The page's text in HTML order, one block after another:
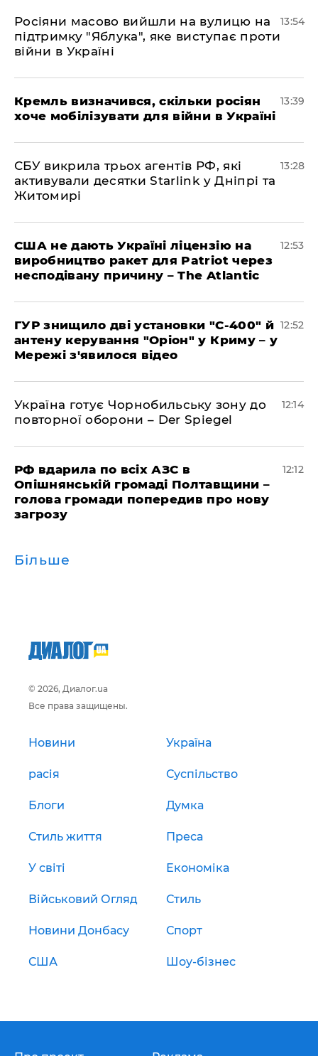
Росіяни масово вийшли на вулицю на
підтримку "Яблука", яке виступає проти
війни в Україні
13:54
Кремль визначився, скільки росіян
хоче мобілізувати для війни в Україні
13:39
СБУ викрила трьох агентів РФ, які
активували десятки Starlink у Дніпрі та
Житомирі
13:28
США не дають Україні ліцензію на
виробництво ракет для Patriot через
несподівану причину – The Atlantic
12:53
ГУР знищило дві установки "С-400" й
антену керування "Оріон" у Криму – у
Мережі з'явилося відео
12:52
Україна готує Чорнобильську зону до
повторної оборони – Der Spiegel
12:14
РФ вдарила по всіх АЗС в
Опішнянській громаді Полтавщини –
голова громади попередив про нову
загрозу
12:12
Більше
© 2026, Диалог.ua
Все права защищены.
Новини Україна
расія Суспільство
Блоги Думка
Стиль життя Преса
У світі Економіка
Військовий Огляд Стиль
Новини Донбасу Спорт
США Шоу-бізнес